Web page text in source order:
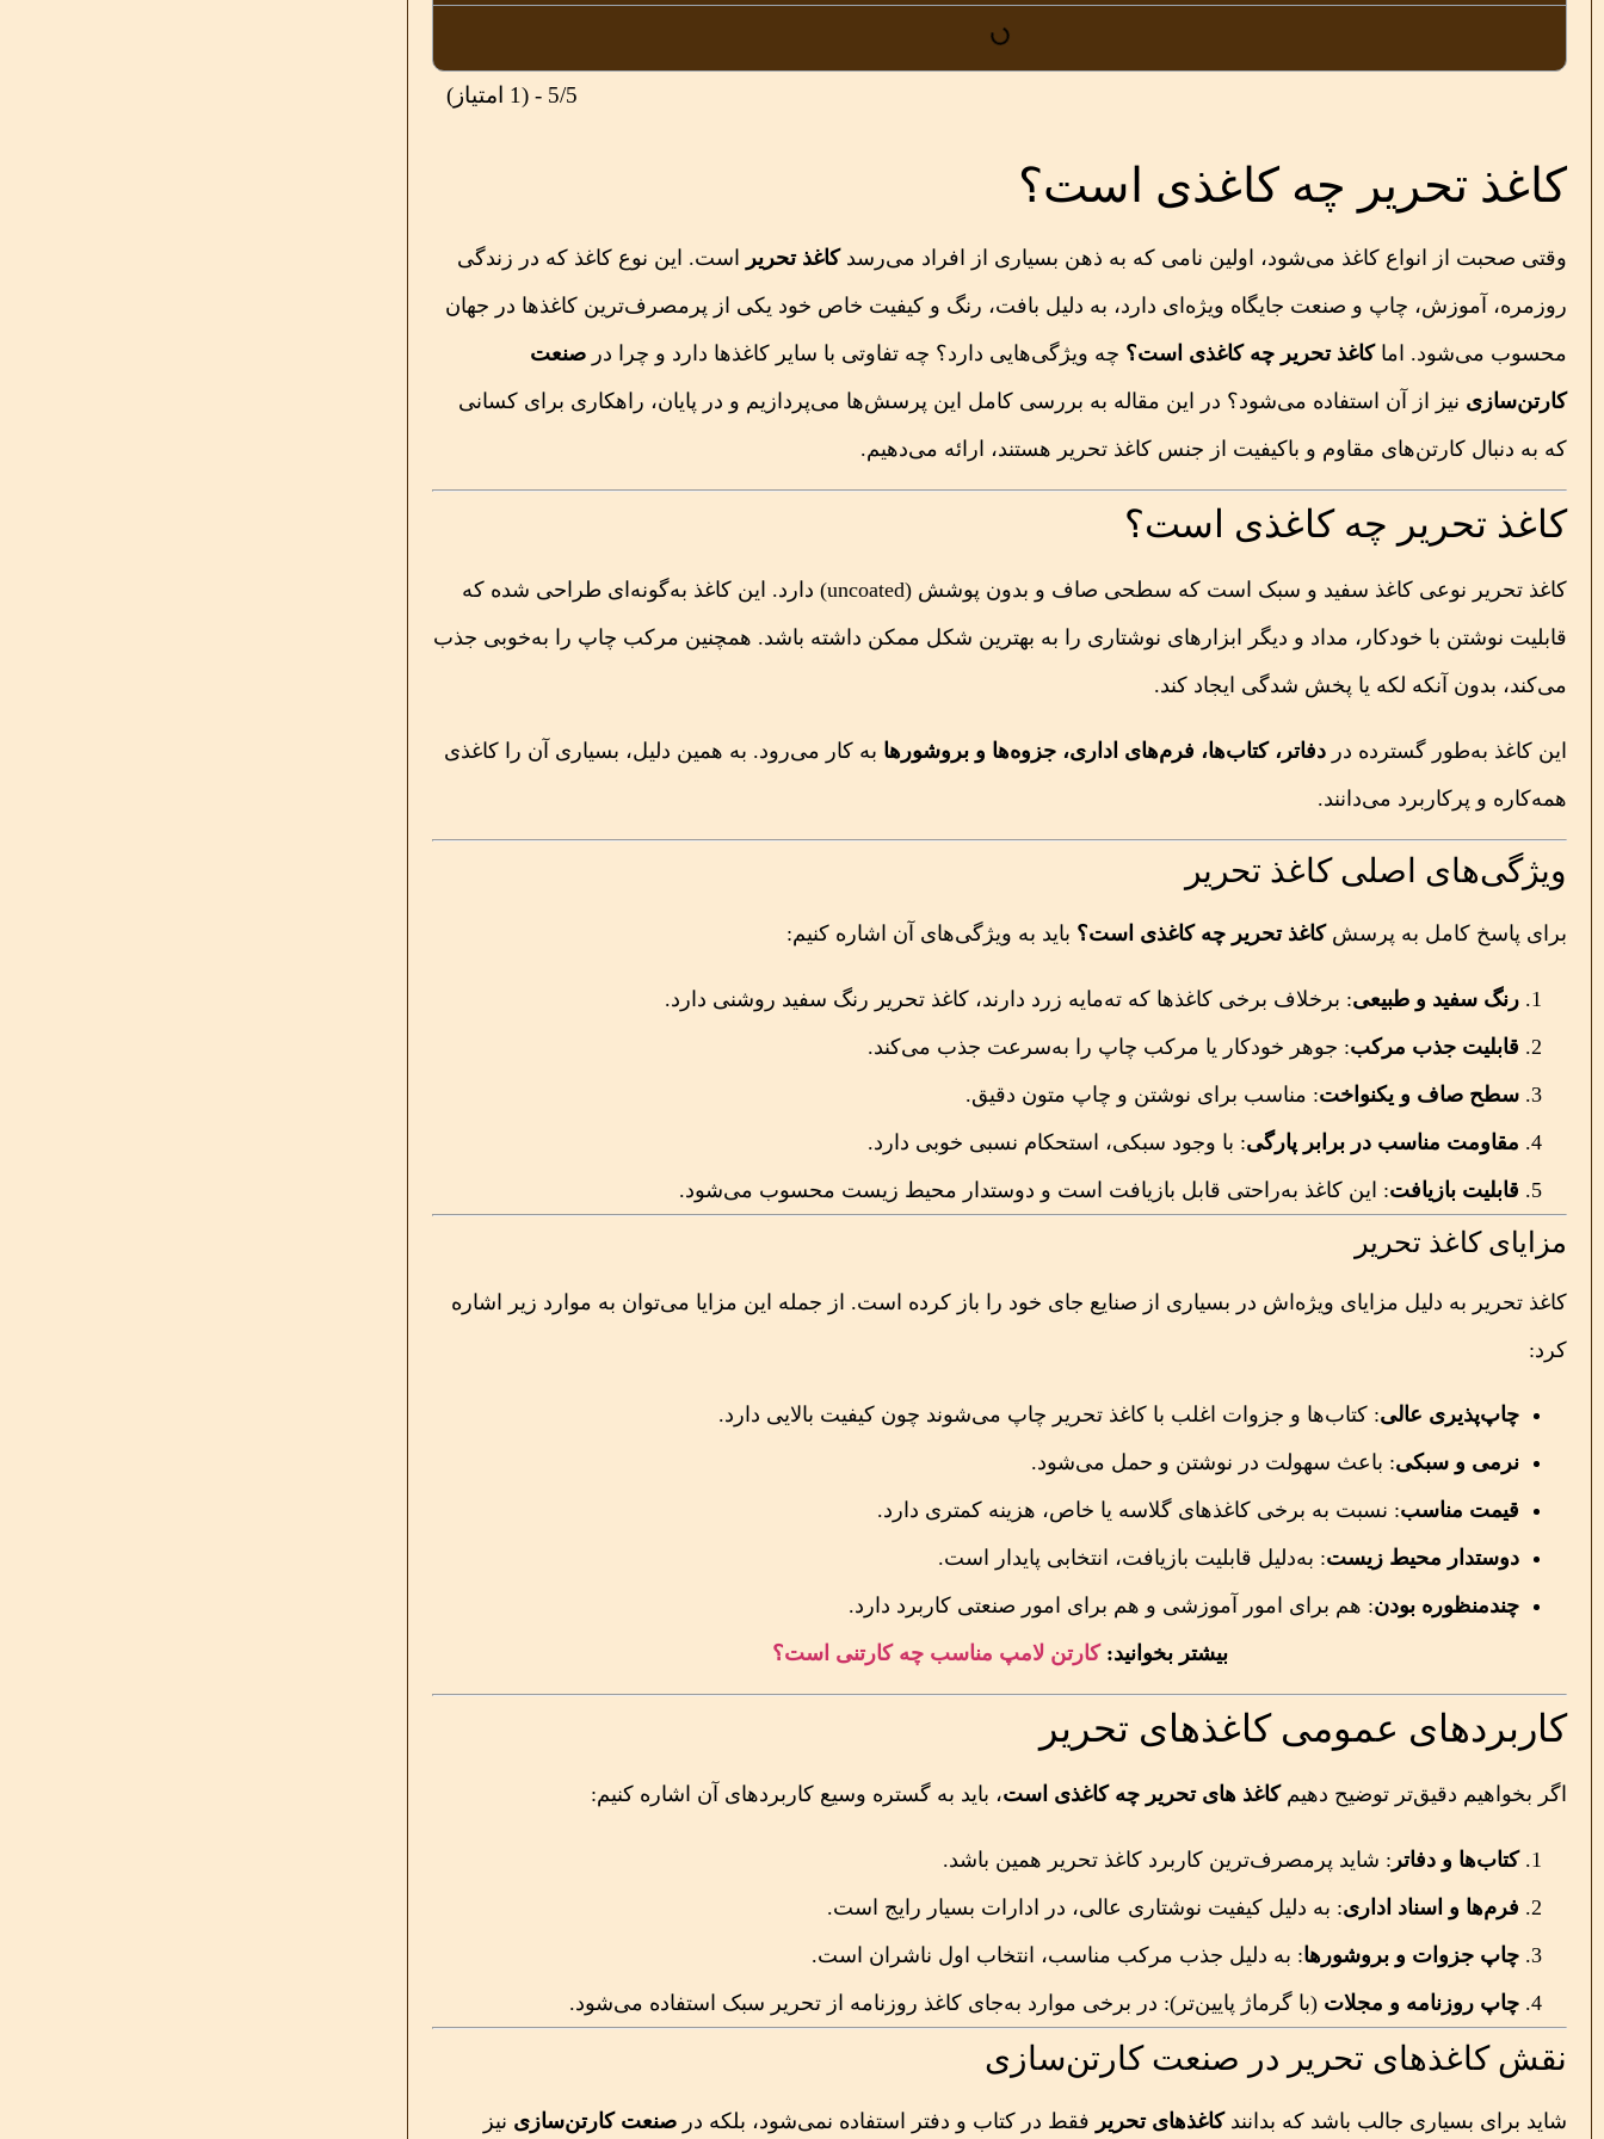
5/5 - (1 امتیاز)
کاغذ تحریر چه کاغذی است؟
وقتی صحبت از انواع کاغذ می‌شود، اولین نامی که به ذهن بسیاری از افراد می‌رسدکاغذ تحریر
است. این نوع کاغذ که در زندگی
روزمره، آموزش، چاپ و صنعت جایگاه ویژه‌ای دارد، به دلیل بافت، رنگ و کیفیت خاص خود یکی از پرمصرف‌ترین کاغذها در جهان
محسوب می‌شود. اماکاغذ تحریر چه کاغذی است؟ چه ویژگی‌هایی دارد؟ چه تفاوتی با سایر کاغذها دارد و چرا در صنعت
کارتن‌سازی نیز از آن استفاده می‌شود؟ در این مقاله به بررسی کامل این پرسش‌ها می‌پردازیم و در پایان، راهکاری برای کسانی
که به دنبال کارتن‌های مقاوم و باکیفیت از جنس کاغذ تحریر هستند، ارائه می‌دهیم.
کاغذ تحریر چه کاغذی است؟
کاغذ تحریر نوعی کاغذ سفید و سبک است که سطحی صاف و بدون پوشش (uncoated) دارد. این کاغذ به‌گونه‌ای طراحی شده که
قابلیت نوشتن با خودکار، مداد و دیگر ابزارهای نوشتاری را به بهترین شکل ممکن داشته باشد. همچنین مرکب چاپ را به‌خوبی جذب
می‌کند، بدون آنکه لکه یا پخش شدگی ایجاد کند.
این کاغذ به‌طور گسترده در دفاتر، کتاب‌ها، فرم‌های اداری، جزوه‌ها و بروشورها به کار می‌رود. به همین دلیل، بسیاری آن را کاغذی
همه‌کاره و پرکاربرد می‌دانند.
ویژگی‌های اصلی کاغذ تحریر
برای پاسخ کامل به پرسشکاغذ تحریر چه کاغذی است؟ باید به ویژگی‌های آن اشاره کنیم:
رنگ سفید و طبیعی: برخلاف برخی کاغذها که ته‌مایه زرد دارند، کاغذ تحریر رنگ سفید روشنی دارد.
قابلیت جذب مرکب: جوهر خودکار یا مرکب چاپ را به‌سرعت جذب می‌کند.
سطح صاف و یکنواخت: مناسب برای نوشتن و چاپ متون دقیق.
مقاومت مناسب در برابر پارگی: با وجود سبکی، استحکام نسبی خوبی دارد.
قابلیت بازیافت: این کاغذ به‌راحتی قابل بازیافت است و دوستدار محیط زیست محسوب می‌شود.
مزایای کاغذ تحریر
کاغذ تحریر به دلیل مزایای ویژه‌اش در بسیاری از صنایع جای خود را باز کرده است. از جمله این مزایا می‌توان به موارد زیر اشاره
کرد:
چاپ‌پذیری عالی: کتاب‌ها و جزوات اغلب با کاغذ تحریر چاپ می‌شوند چون کیفیت بالایی دارد.
نرمی و سبکی: باعث سهولت در نوشتن و حمل می‌شود.
قیمت مناسب: نسبت به برخی کاغذهای گلاسه یا خاص، هزینه کمتری دارد.
دوستدار محیط زیست: به‌دلیل قابلیت بازیافت، انتخابی پایدار است.
چندمنظوره بودن: هم برای امور آموزشی و هم برای امور صنعتی کاربرد دارد.
بیشتر بخوانید:کارتن لامپ مناسب چه کارتنی است؟
کاربردهای عمومی کاغذهای تحریر
اگر بخواهیم دقیق‌تر توضیح دهیمکاغذ های تحریر چه کاغذی است، باید به گستره وسیع کاربردهای آن اشاره کنیم:
کتاب‌ها و دفاتر : شاید پرمصرف‌ترین کاربرد کاغذ تحریر همین باشد.
فرم‌ها و اسناد اداری: به دلیل کیفیت نوشتاری عالی، در ادارات بسیار رایج است.
چاپ جزوات و بروشورها: به دلیل جذب مرکب مناسب، انتخاب اول ناشران است.
چاپ روزنامه و مجلات (با گرماژ پایین‌تر): در برخی موارد به‌جای کاغذ روزنامه از تحریر سبک استفاده می‌شود.
نقش کاغذهای تحریر در صنعت کارتن‌سازی
شاید برای بسیاری جالب باشد که بدانندکاغذهای تحریر فقط در کتاب و دفتر استفاده نمی‌شود، بلکه در صنعت کارتن‌سازی نیز